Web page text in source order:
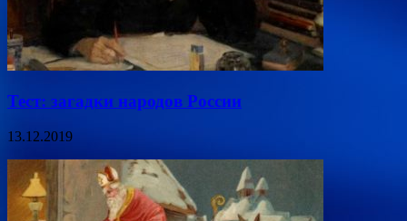
Тест: загадки народов России
13.12.2019